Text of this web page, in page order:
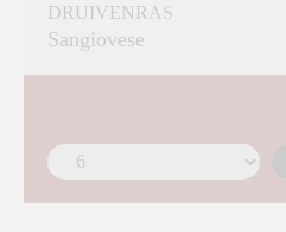
DRUIVENRAS
Sangiovese